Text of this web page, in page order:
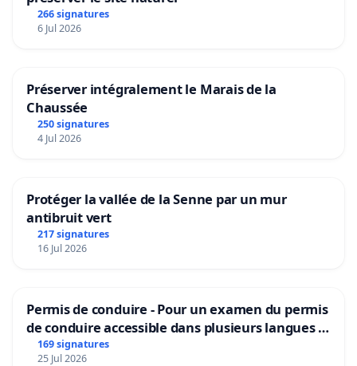
266 signatures
6 Jul 2026
Préserver intégralement le Marais de la
Chaussée
250 signatures
4 Jul 2026
Protéger la vallée de la Senne par un mur
antibruit vert
217 signatures
16 Jul 2026
Permis de conduire - Pour un examen du permis
de conduire accessible dans plusieurs langues à
Bruxelles
169 signatures
25 Jul 2026